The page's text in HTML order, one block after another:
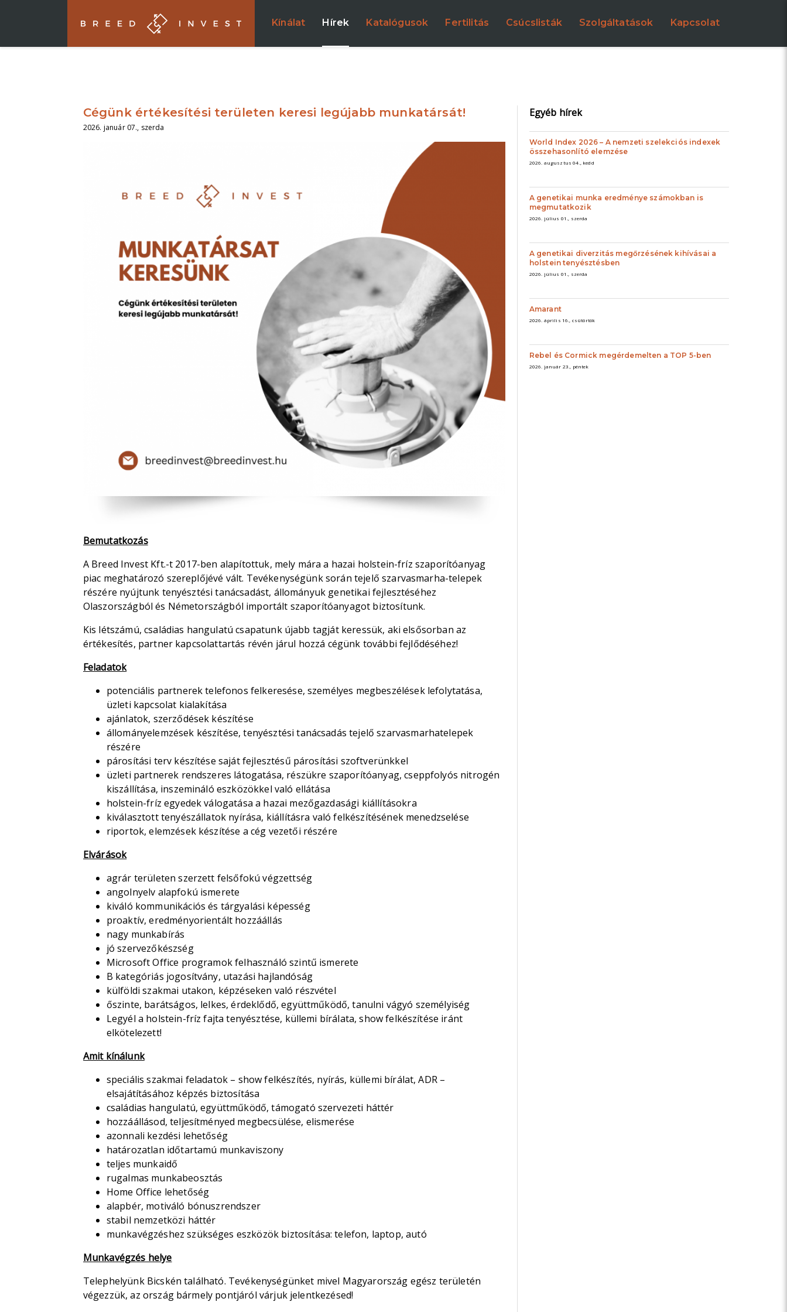
Kínálat Hírek Katalógusok Fertilitás Csúcslisták Szolgáltatások Kapcsolat
Cégünk értékesítési területen keresi legújabb munkatársát!
2026. január 07., szerda
Bemutatkozás
A Breed Invest Kft.-t 2017-ben alapítottuk, mely mára a hazai holstein-fríz szaporítóanyag
piac meghatározó szereplőjévé vált. Tevékenységünk során tejelő szarvasmarha-telepek
részére nyújtunk tenyésztési tanácsadást, állományuk genetikai fejlesztéséhez
Olaszországból és Németországból importált szaporítóanyagot biztosítunk.
Kis létszámú, családias hangulatú csapatunk újabb tagját keressük, aki elsősorban az
értékesítés, partner kapcsolattartás révén járul hozzá cégünk további fejlődéséhez!
Feladatok
potenciális partnerek telefonos felkeresése, személyes megbeszélések lefolytatása,
üzleti kapcsolat kialakítása
ajánlatok, szerződések készítése
állományelemzések készítése, tenyésztési tanácsadás tejelő szarvasmarhatelepek
részére
párosítási terv készítése saját fejlesztésű párosítási szoftverünkkel
üzleti partnerek rendszeres látogatása, részükre szaporítóanyag, cseppfolyós nitrogén
kiszállítása, inszemináló eszközökkel való ellátása
holstein-fríz egyedek válogatása a hazai mezőgazdasági kiállításokra
kiválasztott tenyészállatok nyírása, kiállításra való felkészítésének menedzselése
riportok, elemzések készítése a cég vezetői részére
Elvárások
agrár területen szerzett felsőfokú végzettség
angolnyelv alapfokú ismerete
kiváló kommunikációs és tárgyalási képesség
proaktív, eredményorientált hozzáállás
nagy munkabírás
jó szervezőkészség
Microsoft Office programok felhasználó szintű ismerete
B kategóriás jogosítvány, utazási hajlandóság
külföldi szakmai utakon, képzéseken való részvétel
őszinte, barátságos, lelkes, érdeklődő, együttműködő, tanulni vágyó személyiség
Legyél a holstein-fríz fajta tenyésztése, küllemi bírálata, show felkészítése iránt
elkötelezett!
Amit kínálunk
speciális szakmai feladatok – show felkészítés, nyírás, küllemi bírálat, ADR –
elsajátításához képzés biztosítása
családias hangulatú, együttműködő, támogató szervezeti háttér
hozzáállásod, teljesítményed megbecsülése, elismerése
azonnali kezdési lehetőség
határozatlan időtartamú munkaviszony
teljes munkaidő
rugalmas munkabeosztás
Home Office lehetőség
alapbér, motiváló bónuszrendszer
stabil nemzetközi háttér
munkavégzéshez szükséges eszközök biztosítása: telefon, laptop, autó
Munkavégzés helye
Telephelyünk Bicskén található. Tevékenységünket mivel Magyarország egész területén
végezzük, az ország bármely pontjáról várjuk jelentkezésed!
Egyéb hírek
World Index 2026 – A nemzeti szelekciós indexek
összehasonlító elemzése
2026. augusztus 04., kedd
A genetikai munka eredménye számokban is
megmutatkozik
2026. július 01., szerda
A genetikai diverzitás megőrzésének kihívásai a
holstein tenyésztésben
2026. július 01., szerda
Amarant
2026. április 16., csütörtök
Rebel és Cormick megérdemelten a TOP 5-ben
2026. január 23., péntek